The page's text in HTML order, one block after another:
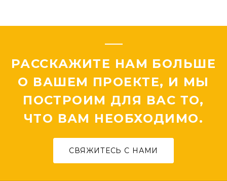
РАССКАЖИТЕ НАМ БОЛЬШЕ
О ВАШЕМ ПРОЕКТЕ, И МЫ
ПОСТРОИМ ДЛЯ ВАС ТО,
ЧТО ВАМ НЕОБХОДИМО.
СВЯЖИТЕСЬ С НАМИ